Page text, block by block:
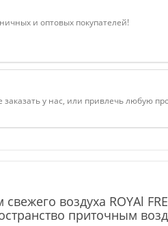
и оптовых покупателей!
у нас, или привлечь любую
воздуха ROYAl
приточным